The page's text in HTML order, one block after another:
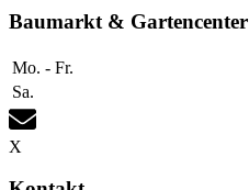
Baumarkt & Gartencenter
Mo. - Fr.
Sa.
X